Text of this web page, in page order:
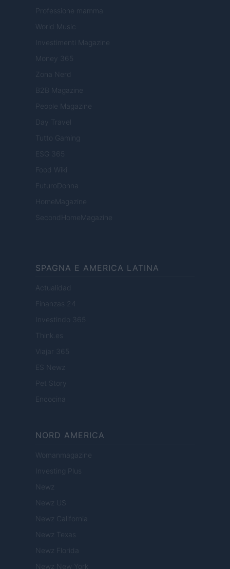
Professione mamma
World Music
Investimenti Magazine
Money 365
Zona Nerd
B2B Magazine
People Magazine
Day Travel
Tutto Gaming
ESG 365
Food Wiki
FuturoDonna
HomeMagazine
SecondHomeMagazine
SPAGNA E AMERICA LATINA
Actualidad
Finanzas 24
Investindo 365
Think.es
Viajar 365
ES Newz
Pet Story
Encocina
NORD AMERICA
Womanmagazine
Investing Plus
Newz
Newz US
Newz California
Newz Texas
Newz Florida
Newz New York